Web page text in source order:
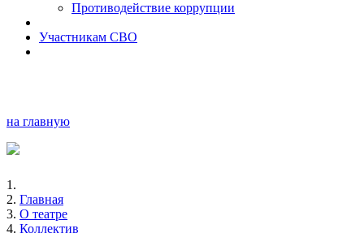
Противодействие коррупции
Участникам СВО
на главную
Главная
О театре
Коллектив